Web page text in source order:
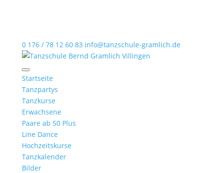
0 176 / 78 12 60 83 info@tanzschule-gramlich.de
Startseite
Tanzpartys
Tanzkurse
Erwachsene
Paare ab 50 Plus
Line Dance
Hochzeitskurse
Tanzkalender
Bilder